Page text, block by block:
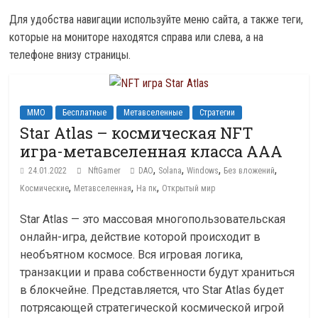
Для удобства навигации используйте меню сайта, а также теги,
которые на мониторе находятся справа или слева, а на
телефоне внизу страницы.
MMO Бесплатные Метавселенные Стратегии
Star Atlas – космическая NFT
игра-метавселенная класса ААА
24.01.2022 NftGamer DAO, Solana,Windows,Без вложений,
Космические, Метавселенная, На пк, Открытый мир
Star Atlas — это массовая многопользовательская
онлайн-игра, действие которой происходит в
необъятном космосе. Вся игровая логика,
транзакции и права собственности будут храниться
в блокчейне. Представляется, что Star Atlas будет
потрясающей стратегической космической игрой